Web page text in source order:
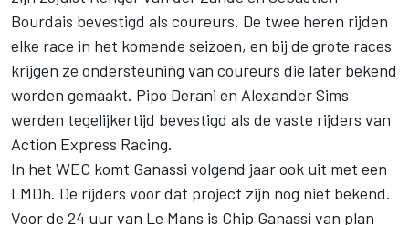
Bourdais bevestigd als coureurs. De twee heren rijden
elke race in het komende seizoen, en bij de grote races
krijgen ze ondersteuning van coureurs die later bekend
worden gemaakt. Pipo Derani en Alexander Sims
werden tegelijkertijd bevestigd als de vaste rijders van
Action Express Racing.
In het WEC komt Ganassi volgend jaar ook uit met een
LMDh. De rijders voor dat project zijn nog niet bekend.
Voor de 24 uur van Le Mans is Chip Ganassi van plan